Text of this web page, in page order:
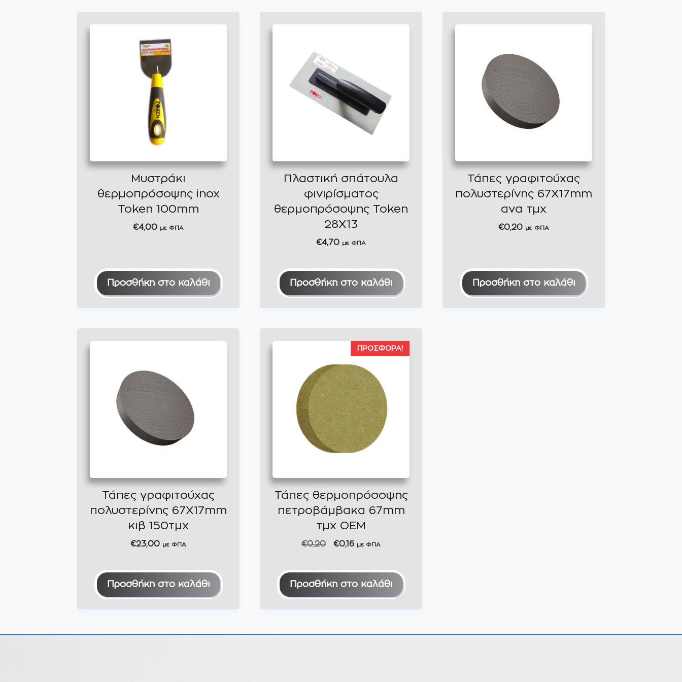
Μυστράκι
θερμοπρόσοψης inox
Token 100mm
€4,00 με ΦΠΑ
Προσθήκη στο καλάθι
Πλαστική σπάτουλα
φινιρίσματος
θερμοπρόσοψης Token
28X13
€4,70 με ΦΠΑ
Προσθήκη στο καλάθι
Τάπες γραφιτούχας
πολυστερίνης 67X17mm
ανα τμχ
€0,20 με ΦΠΑ
Προσθήκη στο καλάθι
Τάπες γραφιτούχας
πολυστερίνης 67X17mm
κιβ 150τμχ
€23,00 με ΦΠΑ
Προσθήκη στο καλάθι
ΠΡΟΣΦΟΡΆ!
Τάπες θερμοπρόσοψης
πετροβάμβακα 67mm
τμχ ΟΕΜ
€0,20
Original
€0,20.
€0,16Η
είναι:
με ΦΠΑ
Προσθήκη στο καλάθι